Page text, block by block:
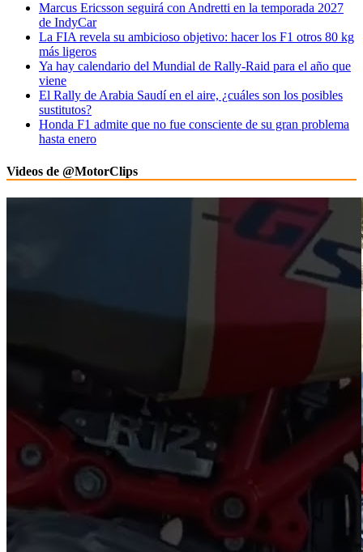
Marcus Ericsson seguirá con Andretti en la temporada 2027
de IndyCar
La FIA revela su ambicioso objetivo: hacer los F1 otros 80 kg
más ligeros
Ya hay calendario del Mundial de Rally-Raid para el año que
viene
El Rally de Arabia Saudí en el aire, ¿cuáles son los posibles
sustitutos?
Honda F1 admite que no fue consciente de su gran problema
hasta enero
Videos de @MotorClips